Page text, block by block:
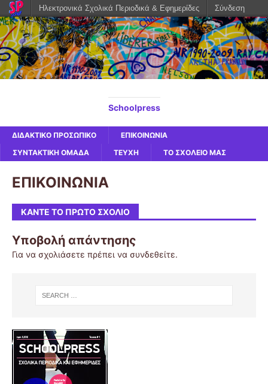
Schoolpress
ΔΙΔΑΚΤΙΚΟ ΠΡΟΣΩΠΙΚΟ
ΕΠΙΚΟΙΝΩΝΙΑ
ΣΥΝΤΑΚΤΙΚΗ ΟΜΑΔΑ
ΤΕΥΧΗ ΤΟ ΣΧΟΛΕΙΟ ΜΑΣ
ΕΠΙΚΟΙΝΩΝΙΑ
ΚΆΝΤΕ ΤΟ ΠΡΏΤΟ ΣΧΌΛΙΟ
Υποβολή απάντησης
Για να σχολιάσετε πρέπει να συνδεθείτε.
Ηλεκτρονικά Σχολικά Περιοδικά & Εφημερίδες Σύνδεση